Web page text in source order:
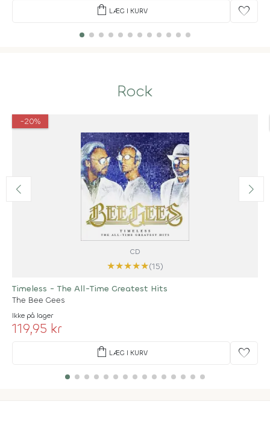
shopping_bag LÆG I KURV favorite
Rock
-20%
CD
★★★★★(15)
Timeless - The All-Time Greatest Hits
The Bee Gees
Ikke på lager
119,95 kr
shopping_bag LÆG I KURV favorite